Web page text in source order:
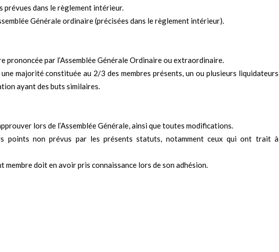
dans le règlement intérieur.
Générale ordinaire (précisées dans le règlement intérieur).
prononcée par l’Assemblée Générale Ordinaire ou extraordinaire.
majorité constituée au 2/3 des membres présents, un ou plusieurs liquidateurs
ayant des buts similaires.
lors de l’Assemblée Générale, ainsi que toutes modifications.
points non prévus par les présents statuts, notamment ceux qui ont trait à
doit en avoir pris connaissance lors de son adhésion.